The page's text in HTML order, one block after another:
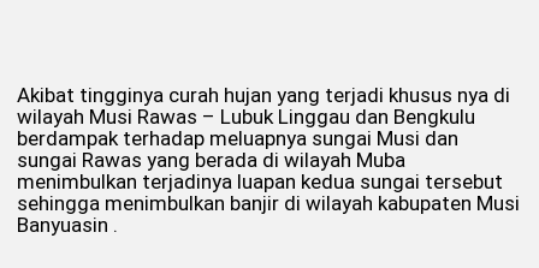
Akibat tingginya curah hujan yang terjadi khusus nya di
wilayah Musi Rawas – Lubuk Linggau dan Bengkulu
berdampak terhadap meluapnya sungai Musi dan
sungai Rawas yang berada di wilayah Muba
menimbulkan terjadinya luapan kedua sungai tersebut
sehingga menimbulkan banjir di wilayah kabupaten Musi
Banyuasin .